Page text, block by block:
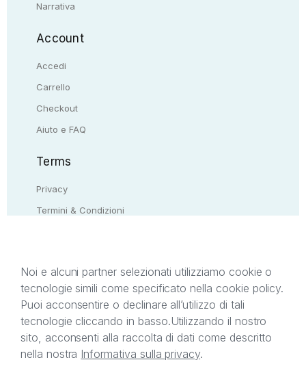
Narrativa
Account
Accedi
Carrello
Checkout
Aiuto e FAQ
Terms
Privacy
Termini & Condizioni
Il presente sito web è di proprietà di StreetLib S.r.l.
C.F. e P.IVA 05338720963. StreetLib S.r.l. è
titolare di tutti i diritti di proprietà intellettuale
afferenti ai marchi, loghi e segni distintivi presenti
sul sito web. Si invita l’utente a prendere visione
Noi e alcuni partner selezionati utilizziamo cookie o
tecnologie simili come specificato nella cookie policy.
Puoi acconsentire o declinare all’utilizzo di tali
tecnologie cliccando in basso.Utilizzando il nostro
sito, acconsenti alla raccolta di dati come descritto
nella nostra Informativa sulla privacy.